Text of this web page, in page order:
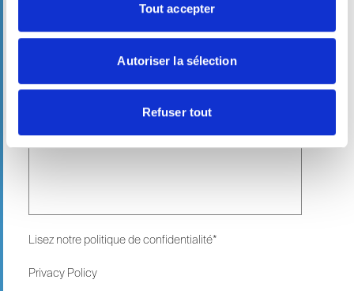
Tout accepter
Autoriser la sélection
Refuser tout
Lisez notre politique de confidentialité*
Privacy Policy